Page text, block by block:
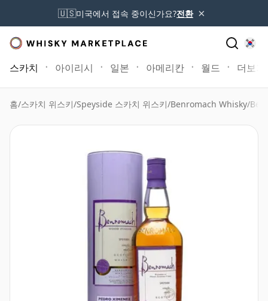
🇺🇸미국에서 접속 중이신가요?전환 ×
스카치 아이리시 일본 아메리칸 월드 더보기
홈/스카치 위스키/Speyside 스카치 위스키/Benromach Whisky/